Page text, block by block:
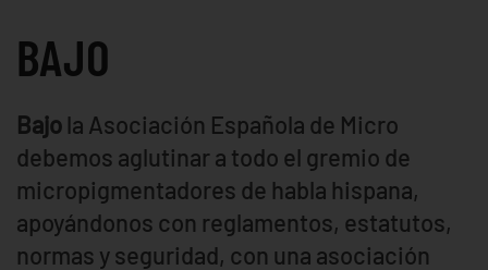
BAJO
Bajo la Asociación Española de Micro
debemos aglutinar a todo el gremio de
micropigmentadores de habla hispana,
apoyándonos con reglamentos, estatutos,
normas y seguridad, con una asociación